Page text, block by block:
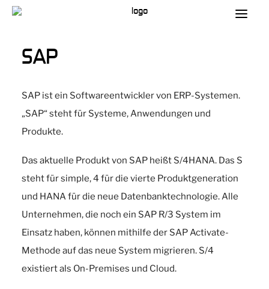
SAP
SAP ist ein Softwareentwickler von ERP-Systemen.
„SAP“ steht für Systeme, Anwendungen und
Produkte.
Das aktuelle Produkt von SAP heißt S/4HANA. Das S
steht für simple, 4 für die vierte Produktgeneration
und HANA für die neue Datenbanktechnologie. Alle
Unternehmen, die noch ein SAP R/3 System im
Einsatz haben, können mithilfe der SAP Activate-
Methode auf das neue System migrieren. S/4
existiert als On-Premises und Cloud.